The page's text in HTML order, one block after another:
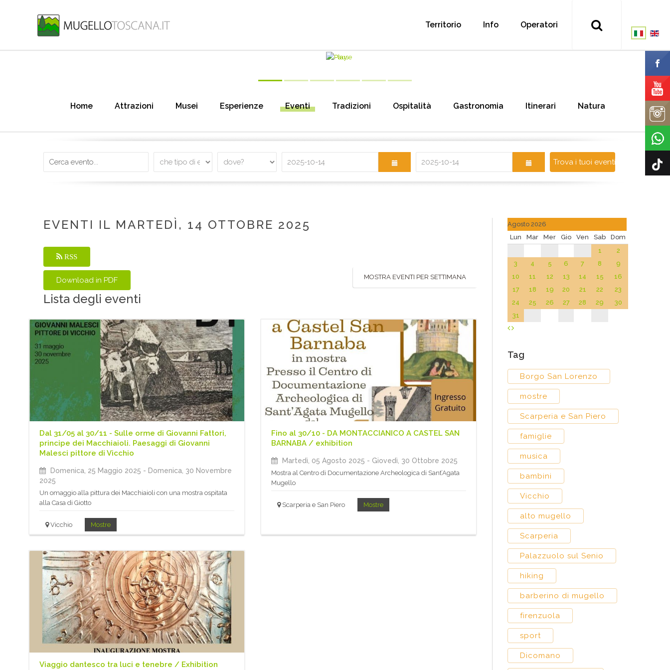
Territorio Info Operatori
Home Attrazioni Musei Esperienze Eventi Tradizioni Ospitalità Gastronomia Itinerari Natura
Trova i tuoi eventi!
EVENTI IL MARTEDÌ, 14 OTTOBRE 2025
RSS
MOSTRA EVENTI PER SETTIMANA
Lista degli eventi
Dal 31/05 al 30/11 - Sulle orme di Giovanni Fattori,
principe dei Macchiaioli. Paesaggi di Giovanni
Malesci pittore di Vicchio
Domenica, 25 Maggio 2025 - Domenica, 30 Novembre
2025
Un omaggio alla pittura dei Macchiaioli con una mostra ospitata
alla Casa di Giotto
Vicchio Mostre
Fino al 30/10 - DA MONTACCIANICO A CASTEL SAN
BARNABA / exhibition
Martedì, 05 Agosto 2025 - Giovedì, 30 Ottobre 2025
Mostra al Centro di Documentazione Archeologica di Sant’Agata
Mugello
Scarperia e San Piero Mostre
Viaggio dantesco tra luci e tenebre / Exhibition
Agosto 2026
Lun
Mar Mer Gio Ven Sab
Dom
1
2
3
4 5 6 7 8
9
10
11 12 13 14 15
16
17
18 19 20 21 22
23
24
25 26 27 28 29
30
31
Tag
Borgo San Lorenzo
mostre
Scarperia e San Piero
famiglie
musica
bambini
Vicchio
alto mugello
Scarperia
Palazzuolo sul Senio
hiking
barberino di mugello
firenzuola
sport
Dicomano